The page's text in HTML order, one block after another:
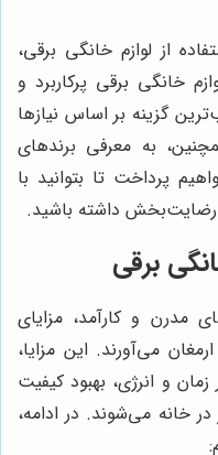
از لوازم خانگی برقی،
خانگی برقی پرکاربرد و
گزینه بر اساس نیازها
به معرفی برندهای
پرداخت تا بتوانید با
رضایت‌بخش داشته باشید.
برقی
مدرن و کارآمد، مزایای
می‌آورند. این مزایا،
و انرژی، بهبود کیفیت
خانه می‌شوند. در ادامه،